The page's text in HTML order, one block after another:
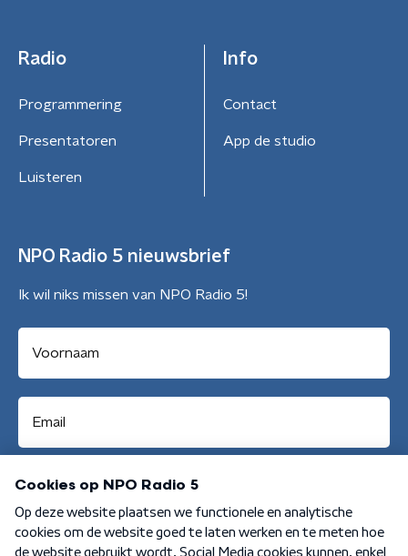
Radio
Programmering
Presentatoren
Luisteren
Info
Contact
App de studio
NPO Radio 5 nieuwsbrief
Ik wil niks missen van NPO Radio 5!
Aanmelden